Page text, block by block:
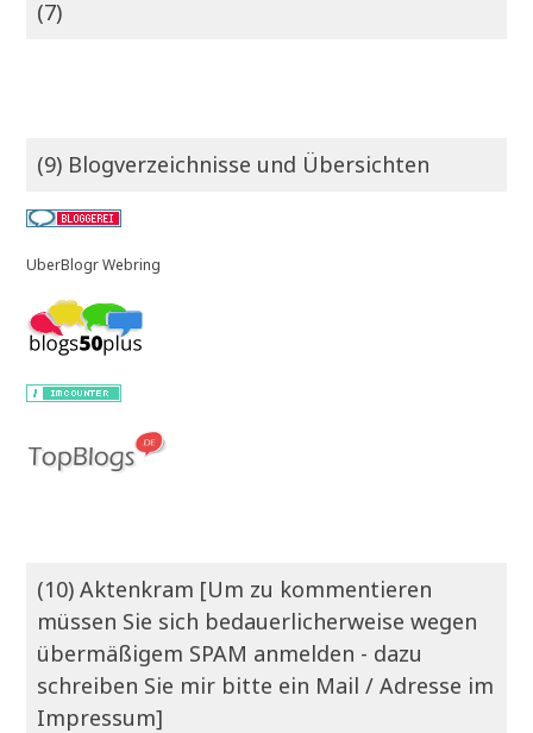
(7)
(9) Blogverzeichnisse und Übersichten
UberBlogr Webring
(10) Aktenkram [Um zu kommentieren
müssen Sie sich bedauerlicherweise wegen
übermäßigem SPAM anmelden - dazu
schreiben Sie mir bitte ein Mail / Adresse im
Impressum]